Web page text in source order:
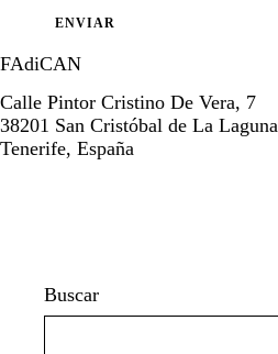
FAdiCAN
Calle Pintor Cristino De Vera, 7
38201 San Cristóbal de La Laguna
Tenerife, España
Buscar